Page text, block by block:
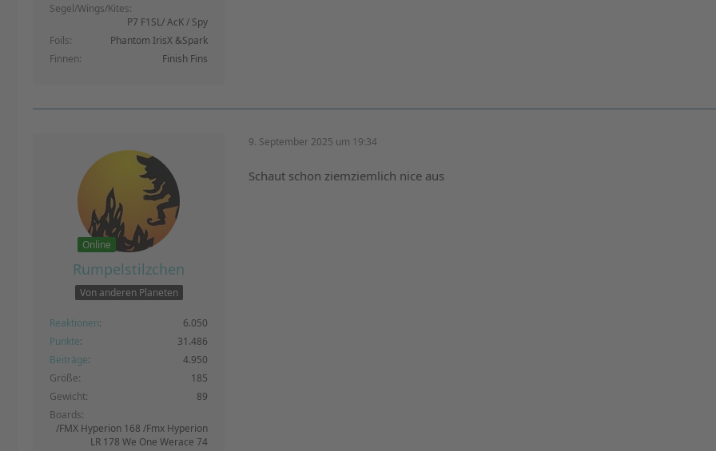
Segel/Wings/Kites
P7 F1SL/ AcK / Spy
Foils
Phantom IrisX &Spark
Finnen
Finish Fins
Online
Rumpelstilzchen
Von anderen Planeten
Reaktionen
6.050
Punkte
31.486
Beiträge
4.950
Größe
185
Gewicht
89
Boards
/FMX Hyperion 168 /Fmx Hyperion
LR 178 We One Werace 74
9. September 2025 um 19:34
Schaut schon ziemziemlich nice aus